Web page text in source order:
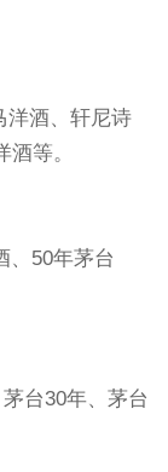
洋酒、轩尼诗
等。
、50年茅台
台30年、茅台